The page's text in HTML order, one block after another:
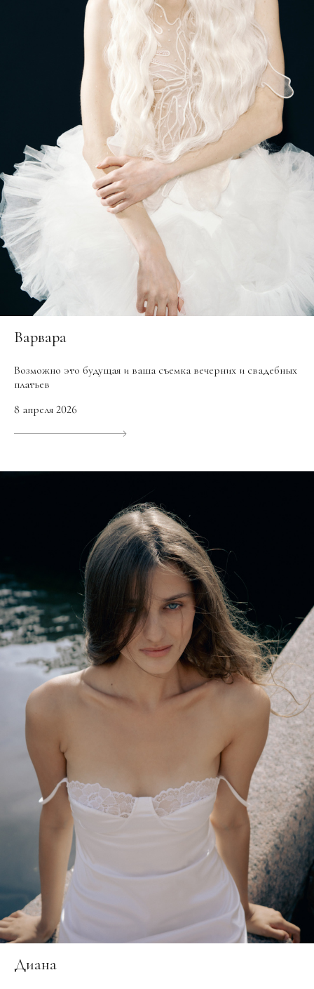
Варвара
Возможно это будущая и ваша съемка вечерних и свадебных
платьев
8 апреля 2026
Диана